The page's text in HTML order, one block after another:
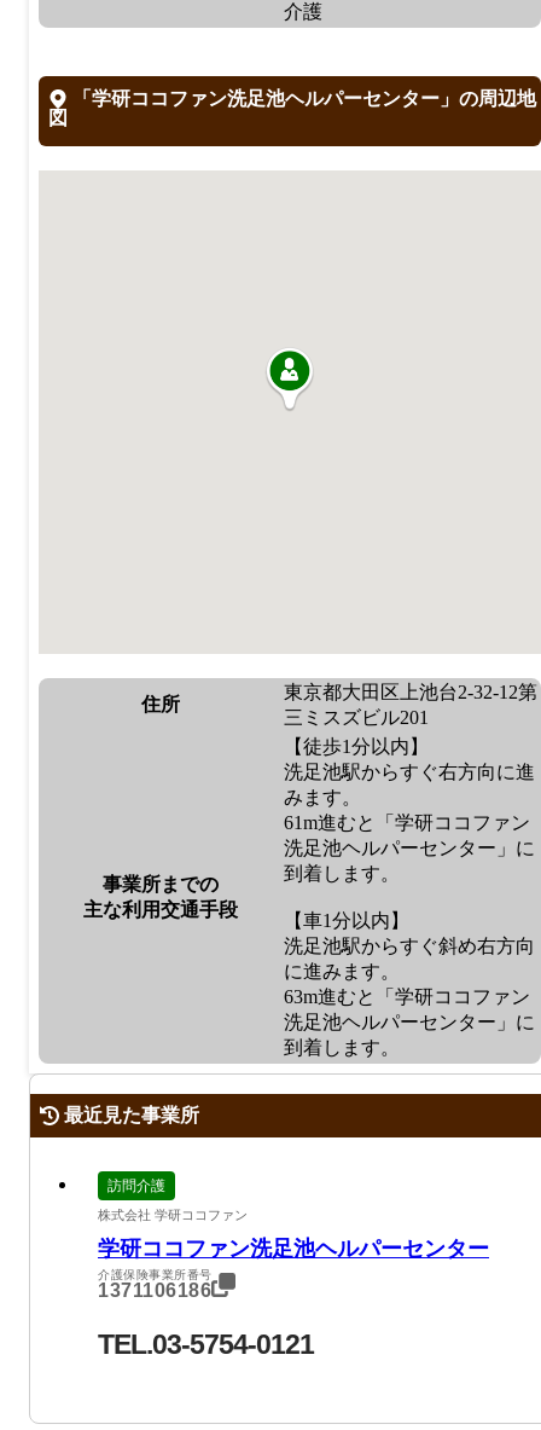
介護
「学研ココファン洗足池ヘルパーセンター」の周辺地
図
住所
東京都大田区上池台2-32-12第
三ミスズビル201
事業所までの
主な利用交通手段
【徒歩1分以内】
洗足池駅からすぐ右方向に進
みます。
61m進むと「学研ココファン
洗足池ヘルパーセンター」に
到着します。
【車1分以内】
洗足池駅からすぐ斜め右方向
に進みます。
63m進むと「学研ココファン
洗足池ヘルパーセンター」に
到着します。
最近見た事業所
訪問介護
株式会社 学研ココファン
学研ココファン洗足池ヘルパーセンター
介護保険事業所番号
1371106186
TEL.03-5754-0121